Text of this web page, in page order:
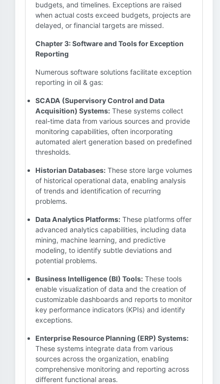
budgets, and timelines. Exceptions are raised
when actual costs exceed budgets, projects are
delayed, or financial targets are missed.
Chapter 3: Software and Tools for Exception
Reporting
Numerous software solutions facilitate exception
reporting in oil & gas:
SCADA (Supervisory Control and Data
Acquisition) Systems: These systems collect
real-time data from various sources and provide
monitoring capabilities, often incorporating
automated alert generation based on predefined
thresholds.
Historian Databases: These store large volumes
of historical operational data, enabling analysis
of trends and identification of recurring
problems.
Data Analytics Platforms: These platforms offer
advanced analytics capabilities, including data
mining, machine learning, and predictive
modeling, to identify subtle deviations and
potential problems.
Business Intelligence (BI) Tools: These tools
enable visualization of data and the creation of
customizable dashboards and reports to monitor
key performance indicators (KPIs) and identify
exceptions.
Enterprise Resource Planning (ERP) Systems:
These systems integrate data from various
sources across the organization, enabling
comprehensive monitoring and reporting across
different functional areas.